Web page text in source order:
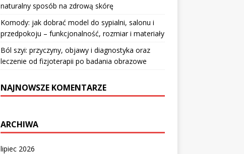
naturalny sposób na zdrową skórę
Komody: jak dobrać model do sypialni, salonu i
przedpokoju – funkcjonalność, rozmiar i materiały
Ból szyi: przyczyny, objawy i diagnostyka oraz
leczenie od fizjoterapii po badania obrazowe
NAJNOWSZE KOMENTARZE
ARCHIWA
lipiec 2026